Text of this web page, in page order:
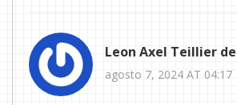
Leon Axel Teillier
agosto 7, 2024 AT 04:17